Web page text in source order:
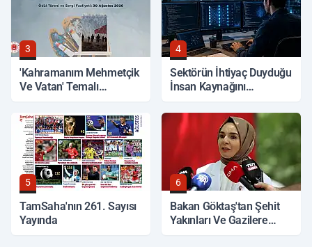
3
'Kahramanım Mehmetçik
Ve Vatan' Temalı
Başladı
4
Sektörün İhtiyaç Duyduğu
İnsan Kaynağını
5
TamSaha'nın 261. Sayısı
Yayında
6
Bakan Göktaş'tan Şehit
Yakınları Ve Gazilere